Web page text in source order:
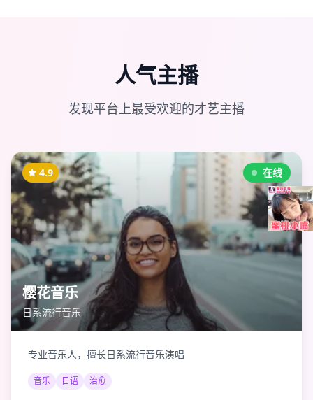
人气主播
发现平台上最受欢迎的才艺主播
在线
4.9
樱花音乐
日系流行音乐
专业音乐人，擅长日系流行音乐演唱
音乐 日语 治愈